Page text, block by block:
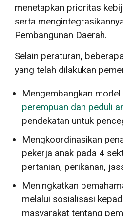
menetapkan prioritas
serta
Pembangunan Daerah.
Selain peraturan,
yang telah dilakukan
Mengembangkan model
perempuan dan peduli
pendekatan untuk
Mengkoordinasikan
pekerja anak pada 4
pertanian, perikanan,
Meningkatkan
melalui sosialisasi
masyarakat tentang